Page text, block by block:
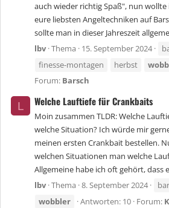
auch wieder richtig Spaß", nun wollte
eure liebsten Angeltechniken auf
sollte man in dieser Jahreszeit
lbv Thema 15. September 2024
finesse-montagen
herbst
Forum: Barsch
L Welche Lauftiefe für Crankbaits
Moin zusammen TLDR: Welche
welche Situation? Ich würde mir
meinen ersten Crankbait bestellen.
welchen Situationen man welche
Allgemeine habe ich oft gehört, dass
lbv Thema 8. September 2024
wobbler
Antworten: 10 Forum: